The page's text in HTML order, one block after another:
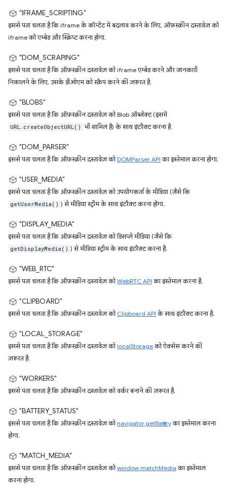
"IFRAME_SCRIPTING"
इससे पता चलता है कि iframe के कॉन्टेंट में बदलाव करने के लिए, ऑफ़स्क्रीन दस्तावेज़ को
iframe को एम्बेड और स्क्रिप्ट करना होगा.
"DOM_SCRAPING"
इससे पता चलता है कि ऑफ़स्क्रीन दस्तावेज़ को iframe एम्बेड करने और जानकारी
निकालने के लिए, उसके डीओएम को स्क्रैप करने की ज़रूरत है.
"BLOBS"
इससे पता चलता है कि ऑफ़स्क्रीन दस्तावेज़ को Blob ऑब्जेक्ट (इसमें
URL.createObjectURL() भी शामिल है) के साथ इंटरैक्ट करना है.
"DOM_PARSER"
इससे पता चलता है कि ऑफ़स्क्रीन दस्तावेज़ को DOMParser API का इस्तेमाल करना होगा.
"USER_MEDIA"
इससे पता चलता है कि ऑफ़स्क्रीन दस्तावेज़ को उपयोगकर्ता के मीडिया (जैसे कि
getUserMedia() ) से मीडिया स्ट्रीम के साथ इंटरैक्ट करना होगा.
"DISPLAY_MEDIA"
इससे पता चलता है कि ऑफ़स्क्रीन दस्तावेज़ को डिसप्ले मीडिया (जैसे कि
getDisplayMedia() ) से मीडिया स्ट्रीम के साथ इंटरैक्ट करना है.
"WEB_RTC"
इससे पता चलता है कि ऑफ़स्क्रीन दस्तावेज़ को WebRTC API का इस्तेमाल करना है.
"CLIPBOARD"
इससे पता चलता है कि ऑफ़स्क्रीन दस्तावेज़ को Clipboard API के साथ इंटरैक्ट करना है.
"LOCAL_STORAGE"
इससे पता चलता है कि ऑफ़स्क्रीन दस्तावेज़ को localStorage को ऐक्सेस करने की
ज़रूरत है.
"WORKERS"
इससे पता चलता है कि ऑफ़स्क्रीन दस्तावेज़ को वर्कर बनाने की ज़रूरत है.
"BATTERY_STATUS"
इससे पता चलता है कि ऑफ़स्क्रीन दस्तावेज़ को navigator.getBattery का इस्तेमाल करना
होगा.
"MATCH_MEDIA"
इससे पता चलता है कि ऑफ़स्क्रीन दस्तावेज़ को window.matchMedia का इस्तेमाल
करना होगा.